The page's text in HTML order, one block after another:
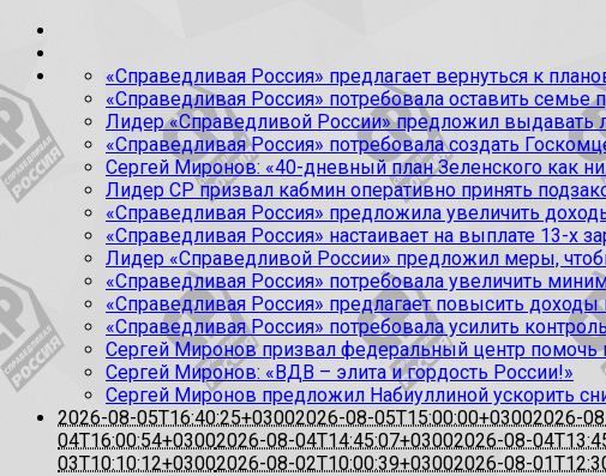
«Справедливая Россия» предлагает вернуться к
«Справедливая Россия» потребовала оставить
Лидер «Справедливой России» предложил выдавать
«Справедливая Россия» потребовала создать
Сергей Миронов: «40-дневный план Зеленского как
Лидер СР призвал кабмин оперативно принять
«Справедливая Россия» предложила увеличить
«Справедливая Россия» настаивает на выплате 13-х
Лидер «Справедливой России» предложил меры,
«Справедливая Россия» потребовала увеличить
«Справедливая Россия» предлагает повысить
«Справедливая Россия» потребовала усилить
Сергей Миронов призвал федеральный центр помочь
Сергей Миронов: «ВДВ – элита и гордость России!»
Сергей Миронов предложил Набиуллиной ускорить
2026-08-05T16:40:25+03002026-08-05T15:00:00+03002026-
04T16:00:54+03002026-08-04T14:45:07+03002026-08-
03T10:10:12+03002026-08-02T10:00:39+03002026-08-